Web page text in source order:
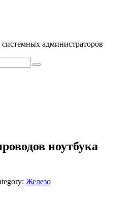
администраторов
ноутбука
Железо